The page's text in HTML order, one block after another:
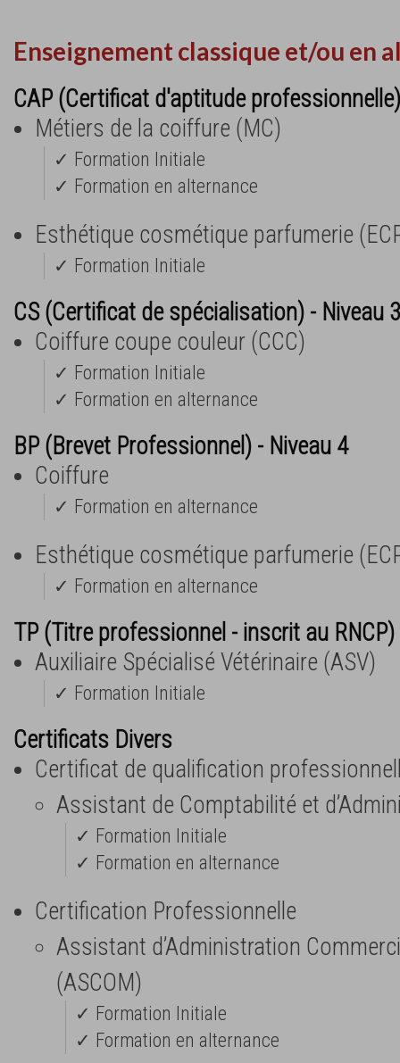
Enseignement classique et/ou en
CAP (Certificat d'aptitude professionnelle)
Métiers de la coiffure (MC)
✓ Formation Initiale
✓ Formation en alternance
Esthétique cosmétique parfumerie
✓ Formation Initiale
CS (Certificat de spécialisation) - Niveau 3
Coiffure coupe couleur (CCC)
✓ Formation Initiale
✓ Formation en alternance
BP (Brevet Professionnel) - Niveau 4
Coiffure
✓ Formation en alternance
Esthétique cosmétique parfumerie
✓ Formation en alternance
TP (Titre professionnel - inscrit au RNCP)
Auxiliaire Spécialisé Vétérinaire (ASV)
✓ Formation Initiale
Certificats Divers
Certificat de qualification
Assistant de Comptabilité et
✓ Formation Initiale
✓ Formation en alternance
Certification Professionnelle
Assistant d’Administration
(ASCOM)
✓ Formation Initiale
✓ Formation en alternance